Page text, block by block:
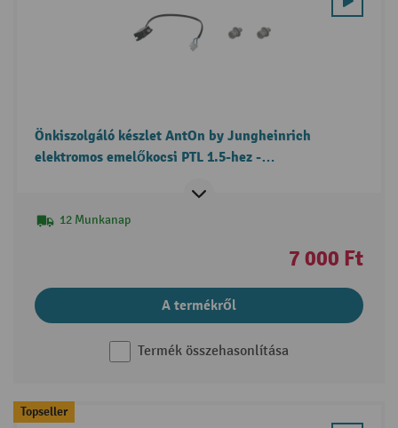
Önkiszolgáló készlet AntOn by Jungheinrich
elektromos emelőkocsi PTL 1.5-hez -
12 Munkanap
7 000 Ft
A termékről
Termék összehasonlítása
Topseller